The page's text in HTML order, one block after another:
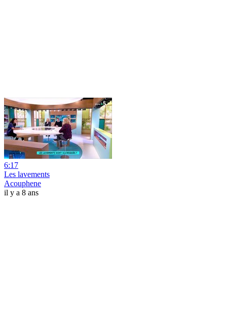
6:17
Les lavements
Acouphene
il y a 8 ans